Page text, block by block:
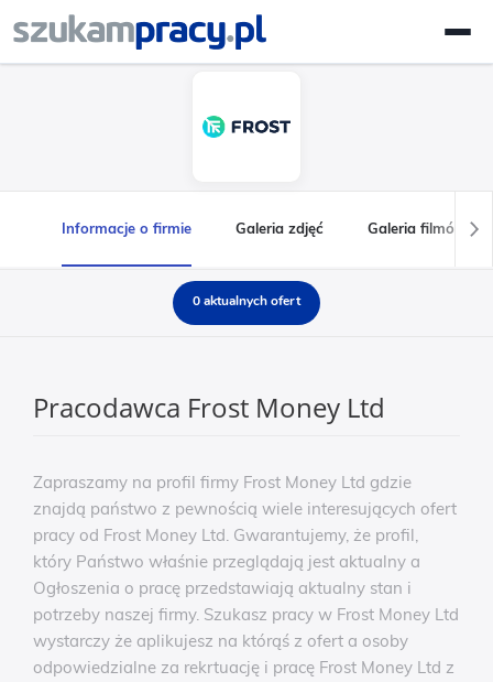
Informacje o firmie Galeria zdjęć Galeria filmów
0 aktualnych ofert
Pracodawca Frost Money Ltd
Zapraszamy na profil firmy Frost Money Ltd gdzie
znajdą państwo z pewnością wiele interesujących ofert
pracy od Frost Money Ltd. Gwarantujemy, że profil,
który Państwo właśnie przeglądają jest aktualny a
Ogłoszenia o pracę przedstawiają aktualny stan i
potrzeby naszej firmy. Szukasz pracy w Frost Money Ltd
wystarczy że aplikujesz na którąś z ofert a osoby
odpowiedzialne za rekrtuację i pracę Frost Money Ltd z